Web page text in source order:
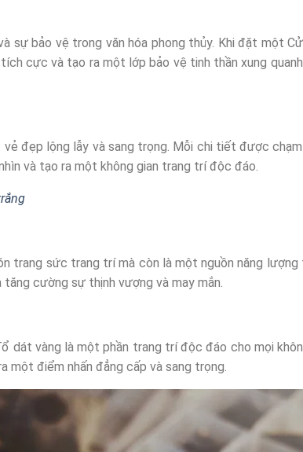
sự bảo vệ trong văn hóa phong thủy. Khi đặt một
cực và tạo ra một lớp bảo vệ tinh thần xung
đẹp lộng lẫy và sang trọng. Mỗi chi tiết được
và tạo ra một không gian trang trí độc đáo.
trang sức trang trí mà còn là một nguồn năng
cường sự thịnh vượng và may mắn.
dát vàng là một phần trang trí độc đáo cho mọi
một điểm nhấn đẳng cấp và sang trọng.